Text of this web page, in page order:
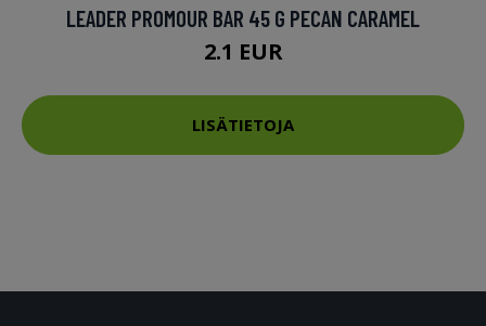
LEADER PROMOUR BAR 45 G PECAN CARAMEL
2.1 EUR
LISÄTIETOJA